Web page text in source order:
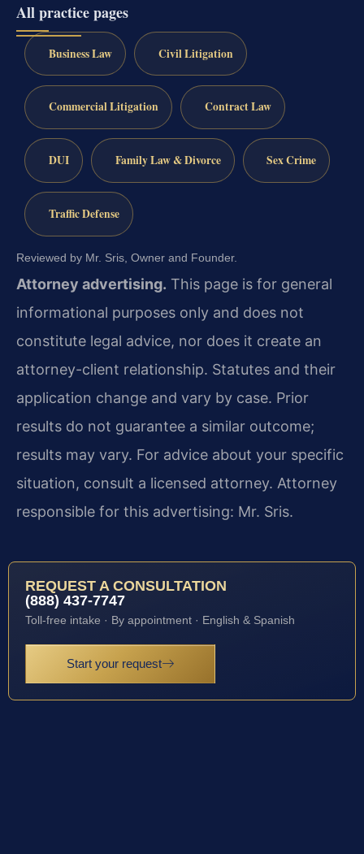
All practice pages
Business Law Civil Litigation
Commercial Litigation Contract Law
DUI Family Law & Divorce Sex Crime
Traffic Defense
Reviewed by Mr. Sris, Owner and Founder.
Attorney advertising. This page is for general
informational purposes only and does not
constitute legal advice, nor does it create an
attorney-client relationship. Statutes and their
application change and vary by case. Prior
results do not guarantee a similar outcome;
results may vary. For advice about your specific
situation, consult a licensed attorney. Attorney
responsible for this advertising: Mr. Sris.
REQUEST A CONSULTATION
(888) 437-7747
Toll-free intake · By appointment · English & Spanish
Start your request